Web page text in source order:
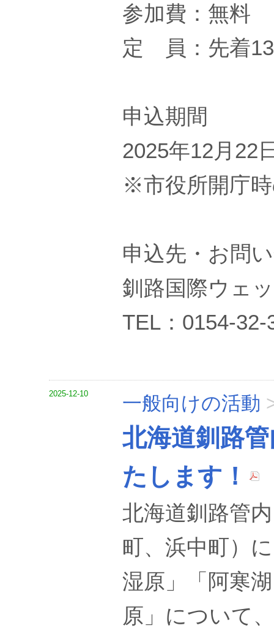
参加費：無料
定 員：先着13
申込期間
2025年12月22
※市役所開庁
申込先・お問
釧路国際ウェ
TEL：0154-32-
2025-12-10 一般向けの活動
北海道釧路
たします！
北海道釧路管
町、浜中町）
湿原」「阿寒
原」について